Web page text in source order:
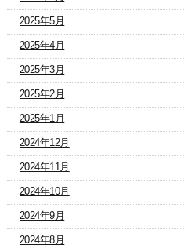
2025年5月
2025年4月
2025年3月
2025年2月
2025年1月
2024年12月
2024年11月
2024年10月
2024年9月
2024年8月